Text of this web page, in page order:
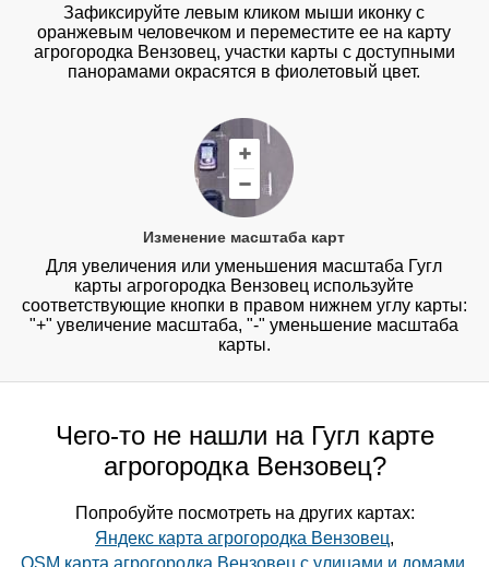
Зафиксируйте левым кликом мыши иконку с
оранжевым человечком и переместите ее на карту
агрогородка Вензовец, участки карты с доступными
панорамами окрасятся в фиолетовый цвет.
Изменение масштаба карт
Для увеличения или уменьшения масштаба Гугл
карты агрогородка Вензовец используйте
соответствующие кнопки в правом нижнем углу карты:
"+" увеличение масштаба, "-" уменьшение масштаба
карты.
Чего-то не нашли на Гугл карте
агрогородка Вензовец?
Попробуйте посмотреть на других картах:
Яндекс карта агрогородка Вензовец,